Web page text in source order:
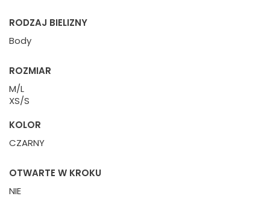
RODZAJ BIELIZNY
Body
ROZMIAR
M/L
XS/S
KOLOR
CZARNY
OTWARTE W KROKU
NIE